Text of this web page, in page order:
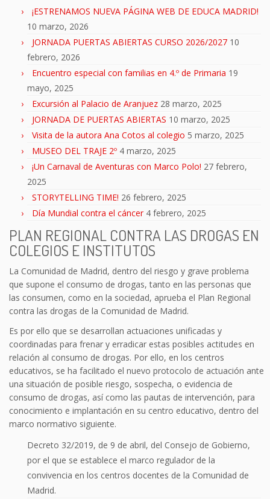
¡ESTRENAMOS NUEVA PÁGINA WEB DE EDUCA MADRID!
10 marzo, 2026
JORNADA PUERTAS ABIERTAS CURSO 2026/2027 10
febrero, 2026
Encuentro especial con familias en 4.º de Primaria 19
mayo, 2025
Excursión al Palacio de Aranjuez 28 marzo, 2025
JORNADA DE PUERTAS ABIERTAS 10 marzo, 2025
Visita de la autora Ana Cotos al colegio 5 marzo, 2025
MUSEO DEL TRAJE 2º 4 marzo, 2025
¡Un Carnaval de Aventuras con Marco Polo! 27 febrero,
2025
STORYTELLING TIME! 26 febrero, 2025
Día Mundial contra el cáncer 4 febrero, 2025
PLAN REGIONAL CONTRA LAS DROGAS EN
COLEGIOS E INSTITUTOS
La Comunidad de Madrid, dentro del riesgo y grave problema
que supone el consumo de drogas, tanto en las personas que
las consumen, como en la sociedad, aprueba el Plan Regional
contra las drogas de la Comunidad de Madrid.
Es por ello que se desarrollan actuaciones unificadas y
coordinadas para frenar y erradicar estas posibles actitudes en
relación al consumo de drogas. Por ello, en los centros
educativos, se ha facilitado el nuevo protocolo de actuación ante
una situación de posible riesgo, sospecha, o evidencia de
consumo de drogas, así como las pautas de intervención, para
conocimiento e implantación en su centro educativo, dentro del
marco normativo siguiente.
Decreto 32/2019, de 9 de abril, del Consejo de Gobierno,
por el que se establece el marco regulador de la
convivencia en los centros docentes de la Comunidad de
Madrid.